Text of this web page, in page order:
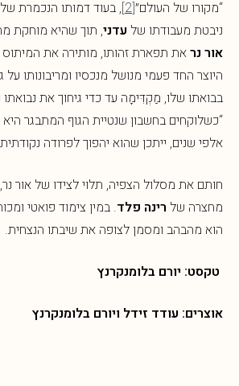
“מקורו של העולם״[2] , בעוד דמותו הנכמרת
ניבטת מעבודתו של עדני, תוך שהיא מוחקת
אור נראת תפארת זהותו, מותירה את
היוצר החד פעמי מנושל מנכסיו ומריבונותו על
בבואתו שלו, מַקְדִּימָה עד כדי גיחוך את
“כשלוקחים בחשבון שנטיית הגוף המתבגר
אלפי שנים, ייתכן שהוא יהפוך לפרודה
חותם את מסלול הצפיה, תלוי לצידו של אור
מחצרה של רינה פלד. במין צימוד פואטי
הוא מהבהב ומסמן לצופה את שיבתו הנצחית.
טקסט: יורם בלומנקרנץ
אוצרים: עודד זידל ויורם בלומנקרנץ